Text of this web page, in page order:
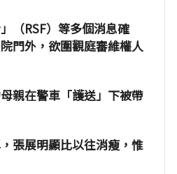
（RSF）等多個消息確
門外，欲圍觀庭審維權人
親在警車「護送」下被帶
張展明顯比以往消瘦，惟